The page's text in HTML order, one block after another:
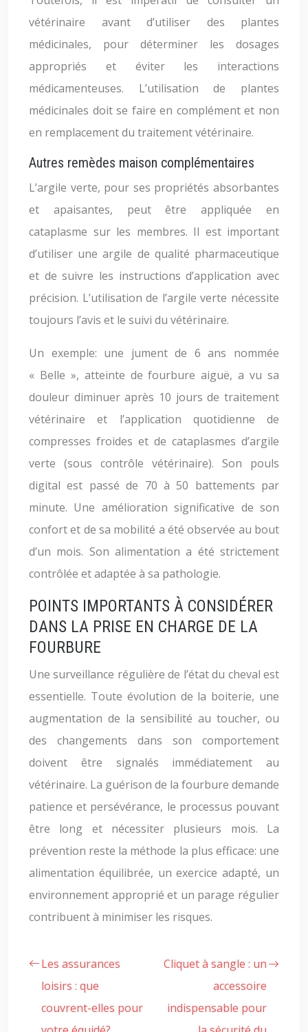
vétérinaire avant d’utiliser des plantes
médicinales, pour déterminer les dosages
appropriés et éviter les interactions
médicamenteuses. L’utilisation de plantes
médicinales doit se faire en complément et non
en remplacement du traitement vétérinaire.
Autres remèdes maison complémentaires
L’argile verte, pour ses propriétés absorbantes
et apaisantes, peut être appliquée en
cataplasme sur les membres. Il est important
d’utiliser une argile de qualité pharmaceutique
et de suivre les instructions d’application avec
précision. L’utilisation de l’argile verte nécessite
toujours l’avis et le suivi du vétérinaire.
Un exemple: une jument de 6 ans nommée
« Belle », atteinte de fourbure aiguë, a vu sa
douleur diminuer après 10 jours de traitement
vétérinaire et l’application quotidienne de
compresses froides et de cataplasmes d’argile
verte (sous contrôle vétérinaire). Son pouls
digital est passé de 70 à 50 battements par
minute. Une amélioration significative de son
confort et de sa mobilité a été observée au bout
d’un mois. Son alimentation a été strictement
contrôlée et adaptée à sa pathologie.
POINTS IMPORTANTS À CONSIDÉRER
DANS LA PRISE EN CHARGE DE LA
FOURBURE
Une surveillance régulière de l’état du cheval est
essentielle. Toute évolution de la boiterie, une
augmentation de la sensibilité au toucher, ou
des changements dans son comportement
doivent être signalés immédiatement au
vétérinaire. La guérison de la fourbure demande
patience et persévérance, le processus pouvant
être long et nécessiter plusieurs mois. La
prévention reste la méthode la plus efficace: une
alimentation équilibrée, un exercice adapté, un
environnement approprié et un parage régulier
contribuent à minimiser les risques.
Les assurances
loisirs : que
couvrent-elles pour
Cliquet à sangle : un
accessoire
indispensable pour